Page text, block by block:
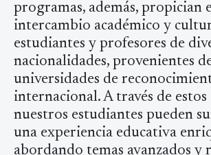
programas, además, propician
intercambio académico y
estudiantes y profesores de
nacionalidades, provenientes
universidades de
internacional. A través de estos
nuestros estudiantes pueden
una experiencia educativa
abordando temas avanzados y